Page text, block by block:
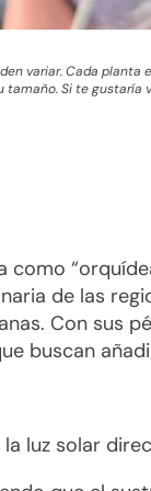
variar. Cada
Si te gustaría
como
de las
Con sus
buscan
luz solar